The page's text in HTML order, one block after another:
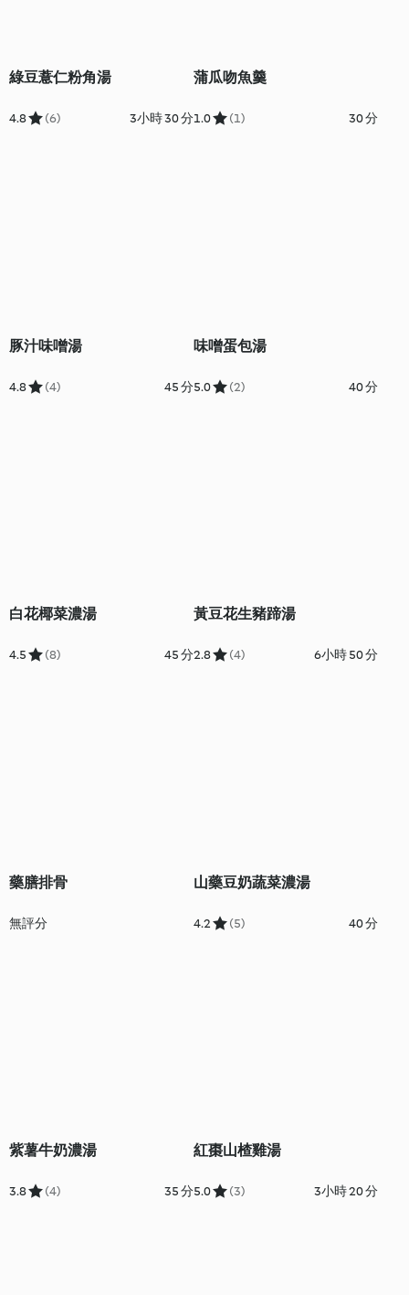
綠豆薏仁粉角湯
4.8 (6) 3小時 30 分
蒲瓜吻魚羹
1.0 (1) 30 分
豚汁味噌湯
4.8 (4) 45 分
味噌蛋包湯
5.0 (2) 40 分
白花椰菜濃湯
4.5 (8) 45 分
黃豆花生豬蹄湯
2.8 (4) 6小時 50 分
藥膳排骨
無評分
山藥豆奶蔬菜濃湯
4.2 (5) 40 分
紫薯牛奶濃湯
3.8 (4) 35 分
紅棗山楂雞湯
5.0 (3) 3小時 20 分